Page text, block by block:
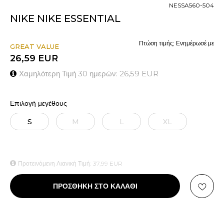
NIKE NIKE ESSENTIAL
NESSA560-504
GREAT VALUE
26,59 EUR
Χαμηλότερη Τιμή 30 ημερών: 26,59 EUR
Πτώση τιμής; Ενημέρωσέ με
Επιλογή μεγέθους
S M L XL
Προτεινόμενη Λιανική Τιμή: 37,99 EUR
ΠΡΟΣΘΗΚΗ ΣΤΟ ΚΑΛΑΘΙ